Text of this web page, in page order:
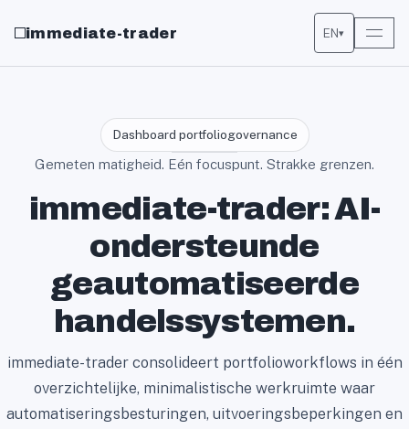
immediate-trader EN▾
Dashboard portfoliogovernance
Gemeten matigheid. Eén focuspunt. Strakke grenzen.
immediate-trader: AI-
ondersteunde
geautomatiseerde
handelssystemen.
immediate-trader consolideert portfolioworkflows in één
overzichtelijke, minimalistische werkruimte waar
automatiseringsbesturingen, uitvoeringsbeperkingen en